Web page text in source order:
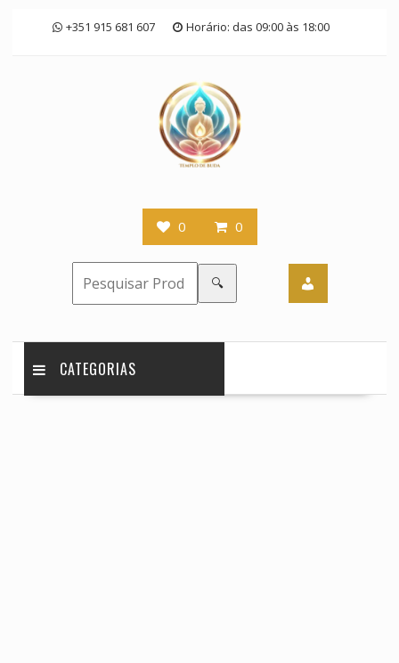
+351 915 681 607 Horário: das 09:00 às 18:00
0 0
🔍
CATEGORIAS